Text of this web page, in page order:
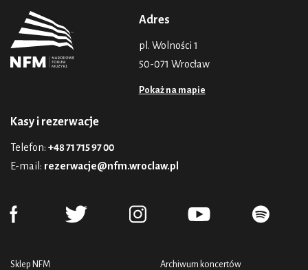
Adres
pl. Wolności 1
50-071 Wrocław
Pokaż na mapie
Kasy i rezerwacje
Telefon: +48 71 715 97 00
E-mail: rezerwacje@nfm.wroclaw.pl
Sklep NFM Archiwum koncertów